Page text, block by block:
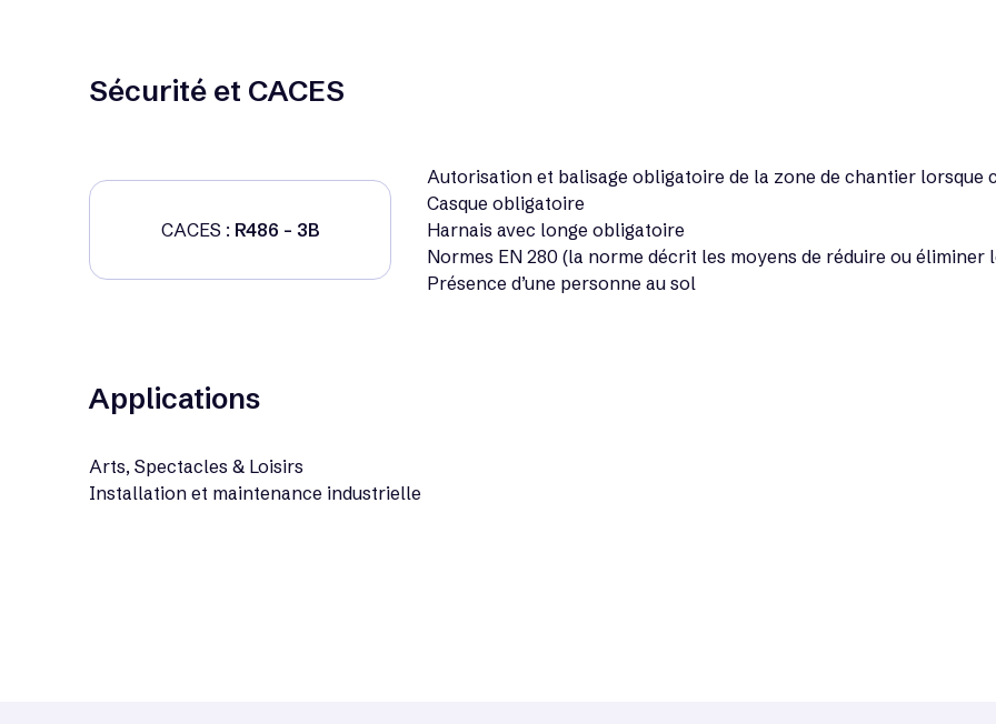
Sécurité et CACES
CACES : R486 - 3B
Autorisation et balisage obligatoire de la zone de chantier lorsque
Casque obligatoire
Harnais avec longe obligatoire
Normes EN 280 (la norme décrit les moyens de réduire ou
Présence d’une personne au sol
Applications
Arts, Spectacles & Loisirs
Installation et maintenance industrielle